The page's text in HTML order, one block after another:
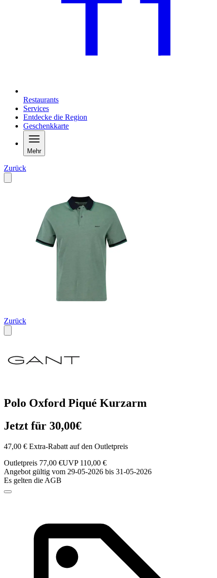
Restaurants
Services
Entdecke die Region
Geschenkkarte
Mehr
Zurück
Zurück
Polo Oxford Piqué Kurzarm
Jetzt für 30,00€
47,00 € Extra-Rabatt auf den Outletpreis
Outletpreis 77,00 €UVP 110,00 €
Angebot gültig vom 29-05-2026 bis 31-05-2026
Es gelten die AGB